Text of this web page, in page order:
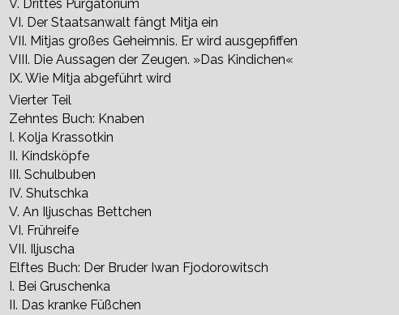
V. Drittes Purgatorium
VI. Der Staatsanwalt fängt Mitja ein
VII. Mitjas großes Geheimnis. Er wird ausgepfiffen
VIII. Die Aussagen der Zeugen. »Das Kindichen«
IX. Wie Mitja abgeführt wird
Vierter Teil
Zehntes Buch: Knaben
I. Kolja Krassotkin
II. Kindsköpfe
III. Schulbuben
IV. Shutschka
V. An Iljuschas Bettchen
VI. Frühreife
VII. Iljuscha
Elftes Buch: Der Bruder Iwan Fjodorowitsch
I. Bei Gruschenka
II. Das kranke Füßchen